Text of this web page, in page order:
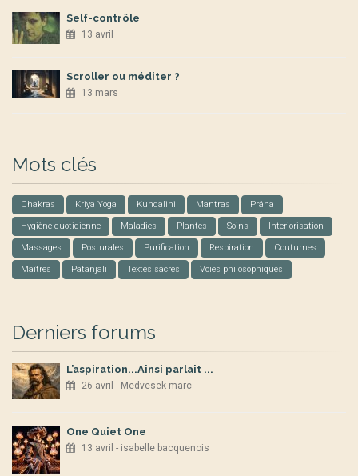
Self-contrôle
13 avril
Scroller ou méditer ?
13 mars
Mots clés
Chakras Kriya Yoga Kundalini Mantras Prâna
Hygiène quotidienne Maladies Plantes Soins Interiorisation
Massages Posturales Purification Respiration Coutumes
Maîtres Patanjali Textes sacrés Voies philosophiques
Derniers forums
L’aspiration...Ainsi parlait ...
26 avril - Medvesek marc
One Quiet One
13 avril - isabelle bacquenois